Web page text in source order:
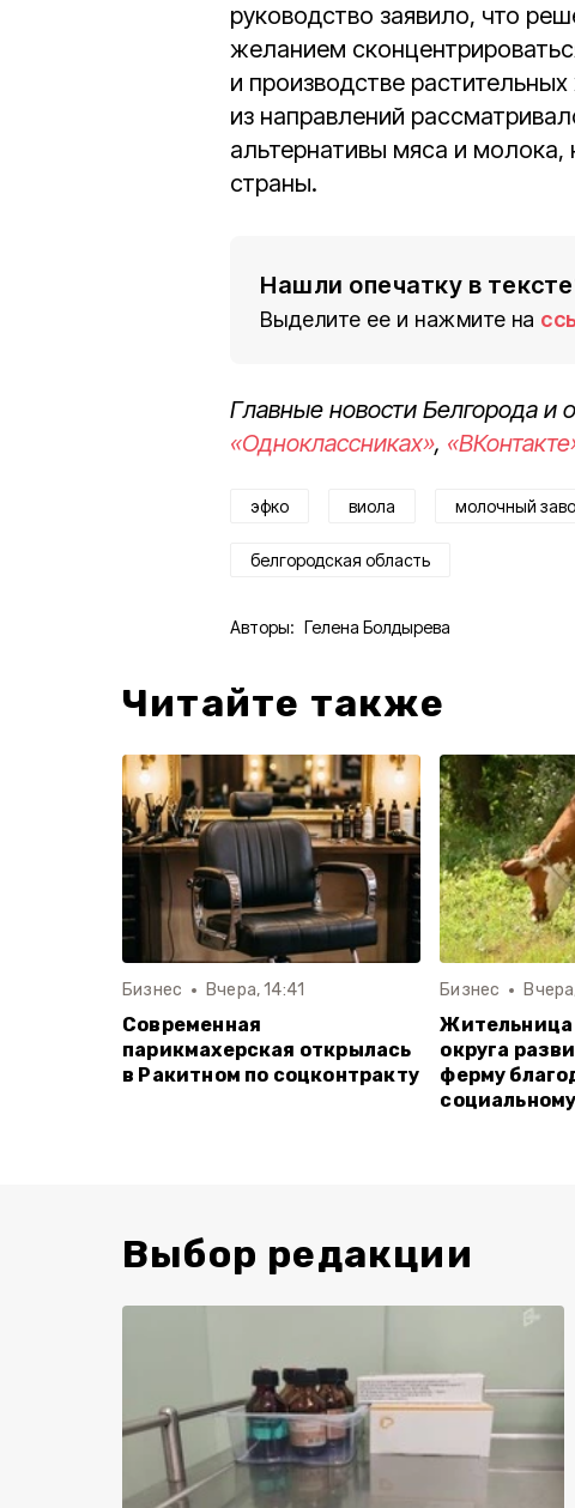
руководство заявило, что
желанием
и производстве
из направлений
альтернативы мяса и
страны.
Нашли опечатку в
Выделите ее и нажмите на
Главные новости Белгорода и
«Одноклассниках»,
эфко виола молочный
белгородская область
Авторы: Гелена Болдырева
Читайте также
Бизнес Вчера, 14:41
Современная
парикмахерская открылась
в Ракитном по соцконтракту
Бизнес
Жительница
округа
ферму
Выбор редакции